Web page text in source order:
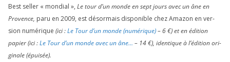
Best sel­ler « mon­dial », Le tour d’un monde en sept jours avec un âne en
Provence, paru en 2009, est désor­mais dis­po­nible chez Amazon en ver­
sion numé­rique (ici :Le Tour d’un monde (numé­rique)–6€) et en édi­tion
papier (ici :Le Tour d’un monde avec un âne… – 14€), iden­tique à l’é­di­tion ori­
gi­nale (épui­sée).